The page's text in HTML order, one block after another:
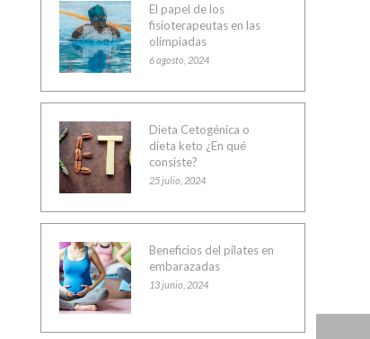
El papel de los
fisioterapeutas en las
olimpiadas
6 agosto, 2024
Dieta Cetogénica o
dieta keto ¿En qué
consiste?
25 julio, 2024
Beneficios del pilates en
embarazadas
13 junio, 2024